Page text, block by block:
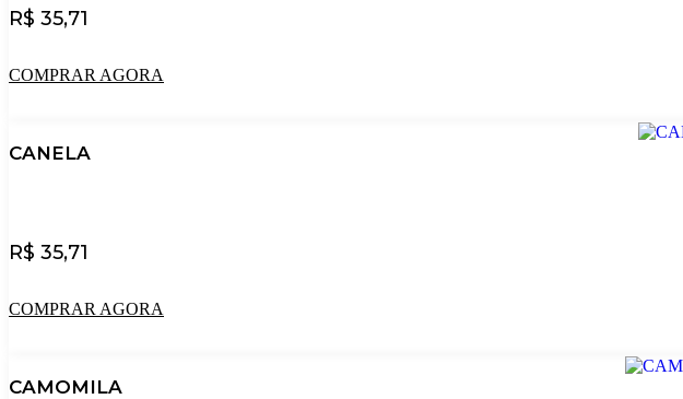
R$ 35,71
COMPRAR AGORA
CANELA
R$ 35,71
COMPRAR AGORA
CAMOMILA